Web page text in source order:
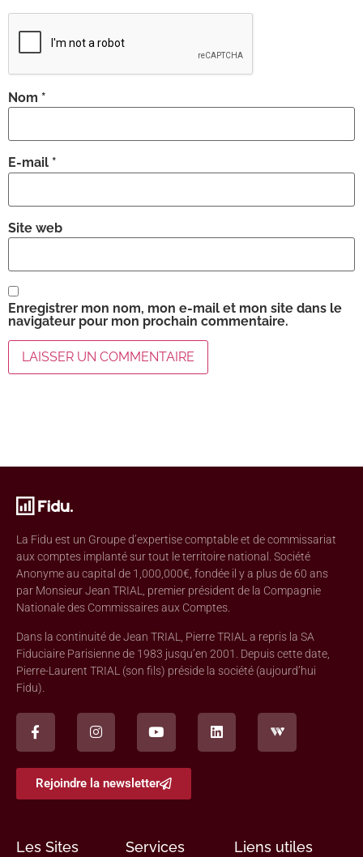
Nom *
E-mail *
Site web
Enregistrer mon nom, mon e-mail et mon site dans le
navigateur pour mon prochain commentaire.
La Fidu est un Groupe d’expertise comptable et de commissariat
aux comptes implanté sur tout le territoire national. Société
Anonyme au capital de 1,000,000€, fondée il y a plus de 60 ans
par Monsieur Jean TRIAL, premier président de la Compagnie
Nationale des Commissaires aux Comptes.
Dans la continuité de Jean TRIAL, Pierre TRIAL a repris la SA
Fiduciaire Parisienne de 1983 jusqu’en 2001. Depuis cette date,
Pierre-Laurent TRIAL (son fils) préside la société (aujourd’hui
Fidu).
Rejoindre la newsletter
Les Sites Services Liens utiles